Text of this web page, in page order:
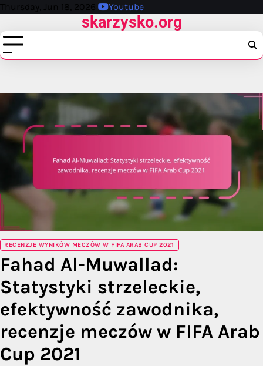
Skip
content
Thursday, Jun 18, 2026 Youtube
skarzysko.org
RECENZJE WYNIKÓW MECZÓW W FIFA ARAB CUP 2021
Fahad Al-Muwallad:
Statystyki strzeleckie,
efektywność zawodnika,
recenzje meczów w FIFA Arab
Cup 2021